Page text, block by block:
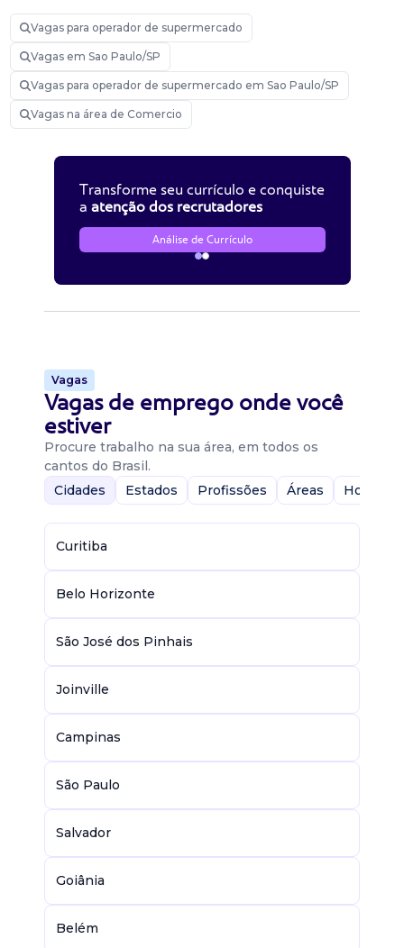
Vagas para operador de supermercado
Vagas em Sao Paulo/SP
Vagas para operador de supermercado em Sao Paulo/SP
Vagas na área de Comercio
Transforme seu currículo e conquiste
a atenção dos recrutadores
Análise de Currículo
Vagas
Vagas de emprego onde você
estiver
Procure trabalho na sua área, em todos os
cantos do Brasil.
Cidades
Estados Profissões Áreas Home-
Curitiba
Belo Horizonte
São José dos Pinhais
Joinville
Campinas
São Paulo
Salvador
Goiânia
Belém